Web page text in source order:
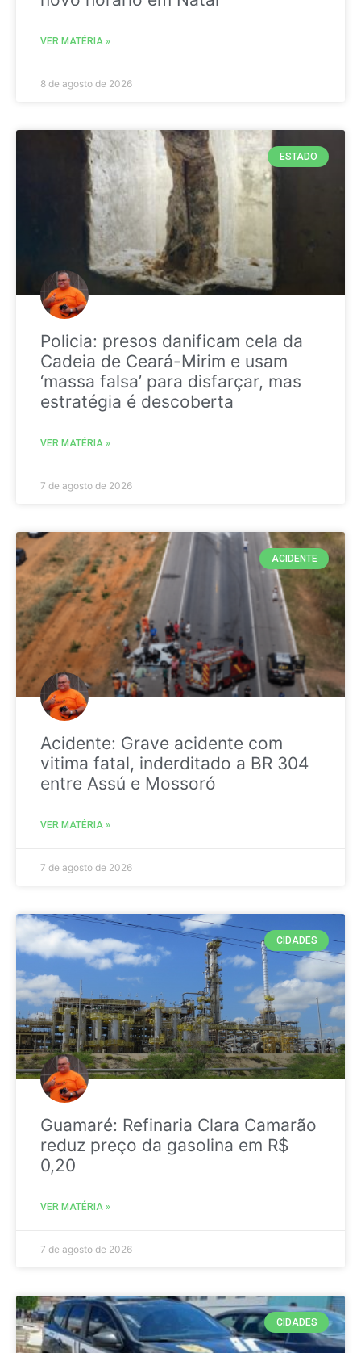
VER MATÉRIA »
8 de agosto de 2026
ESTADO
Policia: presos danificam cela da
Cadeia de Ceará-Mirim e usam
‘massa falsa’ para disfarçar, mas
estratégia é descoberta
VER MATÉRIA »
7 de agosto de 2026
ACIDENTE
Acidente: Grave acidente com
vitima fatal, inderditado a BR 304
entre Assú e Mossoró
VER MATÉRIA »
7 de agosto de 2026
CIDADES
Guamaré: Refinaria Clara Camarão
reduz preço da gasolina em R$
0,20
VER MATÉRIA »
7 de agosto de 2026
CIDADES